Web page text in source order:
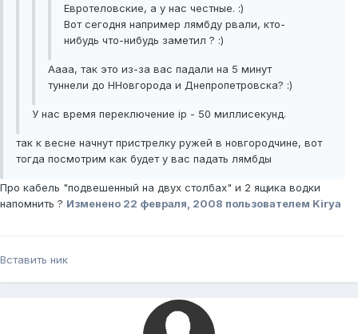
Евротеловские, а у нас честные. :)
Вот сегодня например лямбду рвали, кто-
нибудь что-нибудь заметил ? :)
Аааа, так это из-за вас падали на 5 минут
туннели до ННовгорода и Днепропетровска? :)
У нас время переключение ip - 50 миллисекунд.
так к весне начнут пристрелку ружей в новгородчине, вот
тогда посмотрим как будет у вас падать лямбды
Про кабель "подвешенный на двух столбах" и 2 ящика водки
напомнить ? Изменено 22 февраля, 2008 пользователем Kirya
Вставить ник